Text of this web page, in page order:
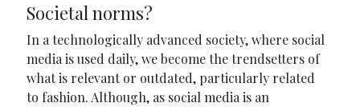
Societal norms?
In a technologically advanced society, where social
media is used daily, we become the trendsetters of
what is relevant or outdated, particularly related
to fashion. Although, as social media is an